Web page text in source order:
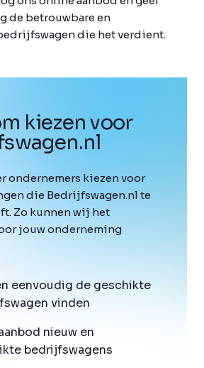
de betrouwbare en
die het verdient.
kiezen voor
.nl
ondernemers kiezen voor
die Bedrijfswagen.nl te
Zo kunnen wij het
jouw onderneming
eenvoudig de geschikte
vinden
nieuw en
bedrijfswagens